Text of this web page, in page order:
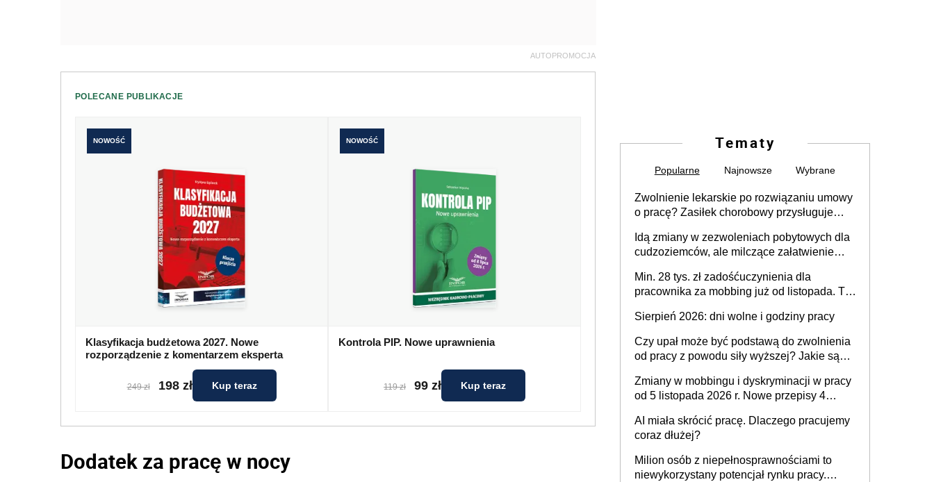
AUTOPROMOCJA
POLECANE PUBLIKACJE
NOWOŚĆ
Klasyfikacja budżetowa 2027. Nowe
rozporządzenie z komentarzem eksperta
249 zł 198 zł Kup teraz
NOWOŚĆ
Kontrola PIP. Nowe uprawnienia
119 zł 99 zł Kup teraz
Dodatek za pracę w nocy
Tematy
Popularne Najnowsze Wybrane
Zwolnienie lekarskie po rozwiązaniu umowy
o pracę? Zasiłek chorobowy przysługuje
dni od ustania stosunku pracy
Idą zmiany w zezwoleniach pobytowych dla
cudzoziemców, ale milczące załatwienie
Min. 28 tys. zł zadośćuczynienia dla
pracownika za mobbing już od listopada. To
zespołu
Sierpień 2026: dni wolne i godziny pracy
Czy upał może być podstawą do zwolnienia
od pracy z powodu siły wyższej? Jakie są
Zmiany w mobbingu i dyskryminacji w pracy
od 5 listopada 2026 r. Nowe przepisy 4
Ustaw
AI miała skrócić pracę. Dlaczego pracujemy
coraz dłużej?
Milion osób z niepełnosprawnościami to
niewykorzystany potencjał rynku pracy.